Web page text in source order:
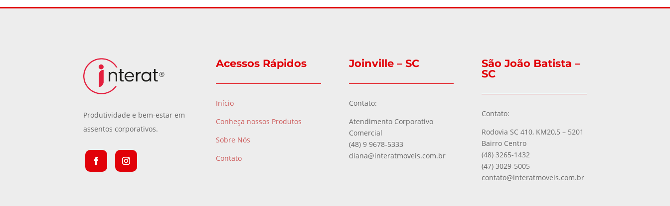
Produtividade e bem-estar em
assentos corporativos.
Acessos Rápidos
Início
Conheça nossos Produtos
Sobre Nós
Contato
Joinville – SC
Contato:
Atendimento Corporativo
Comercial
(48) 9 9678-5333
diana@interatmoveis.com.br
São João Batista –
SC
Contato:
Rodovia SC 410, KM20,5 – 5201
Bairro Centro
(48) 3265-1432
(47) 3029-5005
contato@interatmoveis.com.br